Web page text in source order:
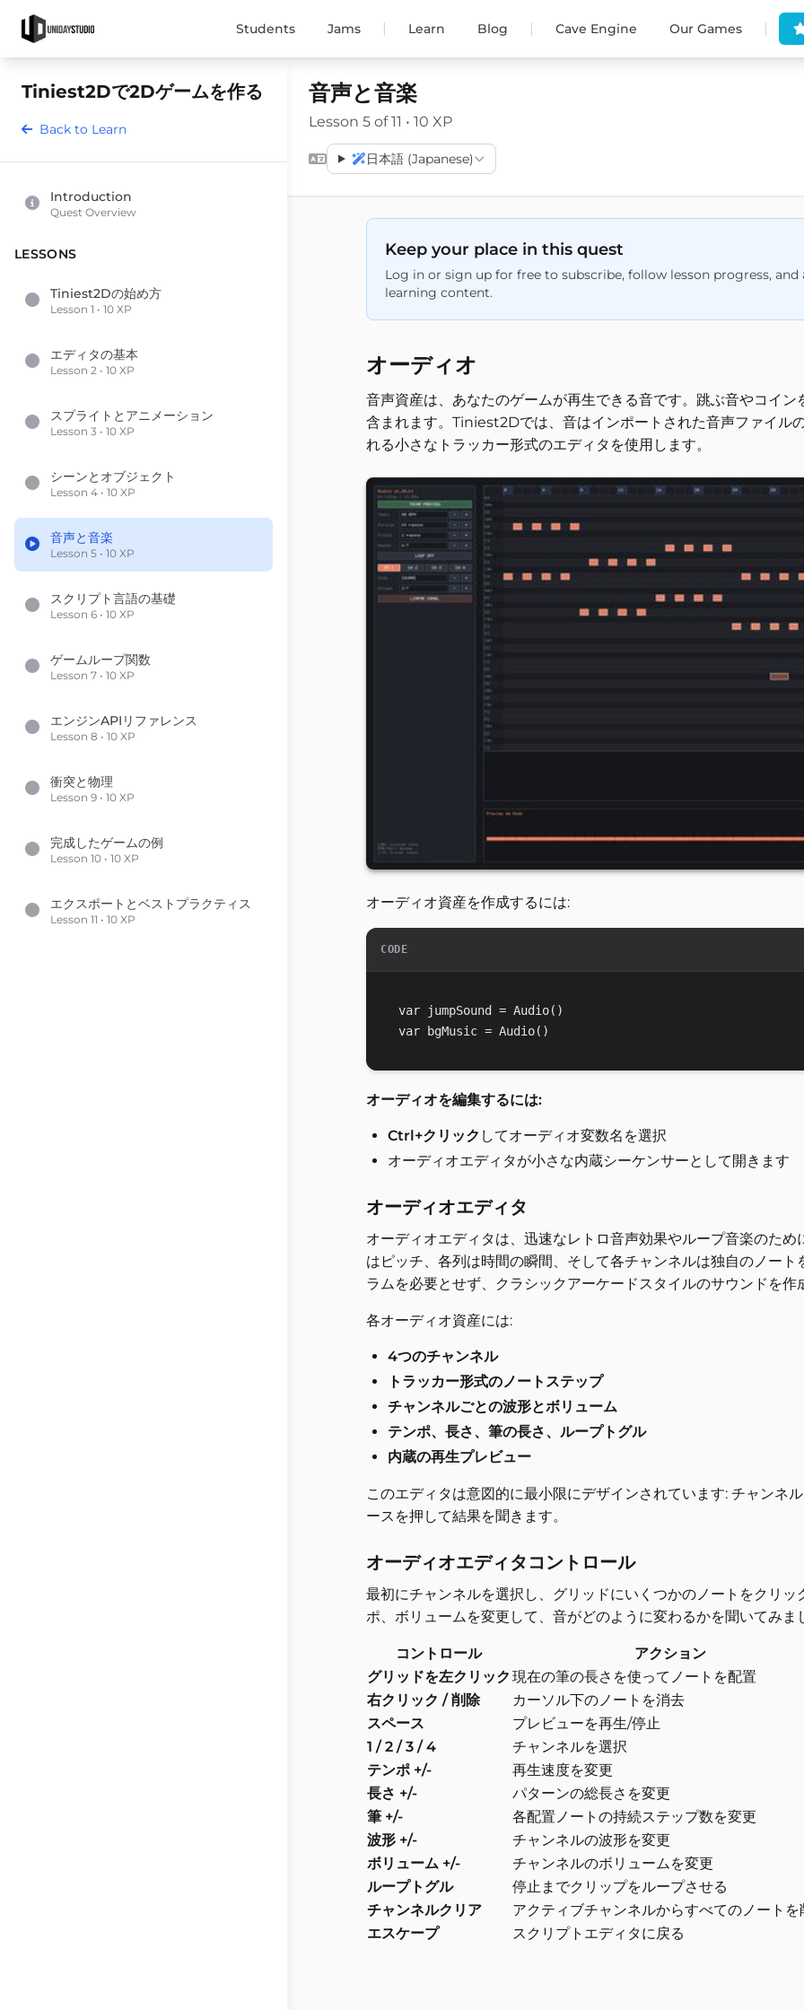
Students Jams | Learn Blog | Cave Engine Our Games |
Tiniest2Dで2Dゲームを作る
Back to Learn
Introduction
Quest Overview
LESSONS
Tiniest2Dの始め方
Lesson 1 • 10 XP
エディタの基本
Lesson 2 • 10 XP
スプライトとアニメーション
Lesson 3 • 10 XP
シーンとオブジェクト
Lesson 4 • 10 XP
音声と音楽
Lesson 5 • 10 XP
スクリプト言語の基礎
Lesson 6 • 10 XP
ゲームループ関数
Lesson 7 • 10 XP
エンジンAPIリファレンス
Lesson 8 • 10 XP
衝突と物理
Lesson 9 • 10 XP
完成したゲームの例
Lesson 10 • 10 XP
エクスポートとベストプラクティス
Lesson 11 • 10 XP
音声と音楽
Lesson 5 of 11 • 10 XP
日本語 (Japanese)
Keep your place in this quest
Log in or sign up for free to subscribe, follow lesson progress, and
learning content.
オーディオ
音声資産は、あなたのゲームが再生できる音です。跳ぶ音やコイ
含まれます。Tiniest2Dでは、音はインポートされた音声ファイル
れる小さなトラッカー形式のエディタを使用します。
オーディオ資産を作成するには:
CODE
var jumpSound = Audio()
オーディオを編集するには:
Ctrl+クリック してオーディオ変数名を選択
オーディオエディタが小さな内蔵シーケンサーとして開きます
オーディオエディタ
オーディオエディタは、迅速なレトロ音声効果やループ音楽のた
はピッチ、各列は時間の瞬間、そして各チャンネルは独自のノー
ラムを必要とせず、クラシックアーケードスタイルのサウンドを作
各オーディオ資産には:
4つのチャンネル
トラッカー形式のノートステップ
チャンネルごとの波形とボリューム
テンポ、長さ、筆の長さ、ループトグル
内蔵の再生プレビュー
このエディタは意図的に最小限にデザインされています: チャンネ
ースを押して結果を聞きます。
オーディオエディタコントロール
最初にチャンネルを選択し、グリッドにいくつかのノートをクリ
ポ、ボリュームを変更して、音がどのように変わるかを聞いてみま
コントロール
アクション
グリッドを左クリック 現在の筆の長さを使ってノートを配置
右クリック / 削除
カーソル下のノートを消去
スペース
プレビューを再生/停止
1 / 2 / 3 / 4
チャンネルを選択
テンポ +/-
再生速度を変更
長さ +/-
パターンの総長さを変更
筆 +/-
各配置ノートの持続ステップ数を変更
波形 +/-
チャンネルの波形を変更
ボリューム +/-
チャンネルのボリュームを変更
ループトグル
停止までクリップをループさせる
チャンネルクリア
アクティブチャンネルからすべてのノートを
エスケープ
スクリプトエディタに戻る